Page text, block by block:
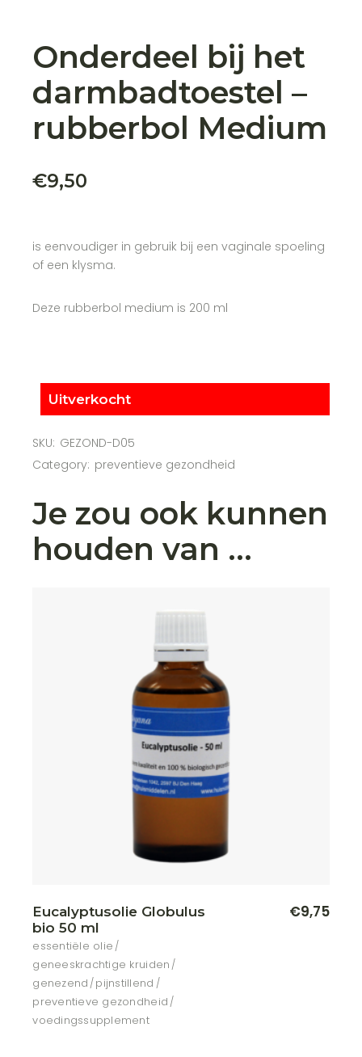
Onderdeel bij het
darmbadtoestel –
rubberbol Medium
€9,50
is eenvoudiger in gebruik bij een vaginale spoeling
of een klysma.
Deze rubberbol medium is 200 ml
Uitverkocht
SKU: GEZOND-D05
Category: preventieve gezondheid
Je zou ook kunnen
houden van …
Eucalyptusolie Globulus
bio 50 ml
essentiële olie
geneeskrachtige kruiden
genezend pijnstillend
preventieve gezondheid
voedingssupplement
€9,75